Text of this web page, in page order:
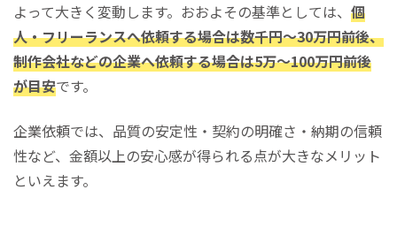
よって大きく変動します。おおよその基準としては、 個
人・フリーランスへ依頼する場合は数千円〜30万円前後、
制作会社などの企業へ依頼する場合は5万〜100万円前後
が目安です。
企業依頼では、品質の安定性・契約の明確さ・納期の信頼
性など、金額以上の安心感が得られる点が大きなメリット
といえます。